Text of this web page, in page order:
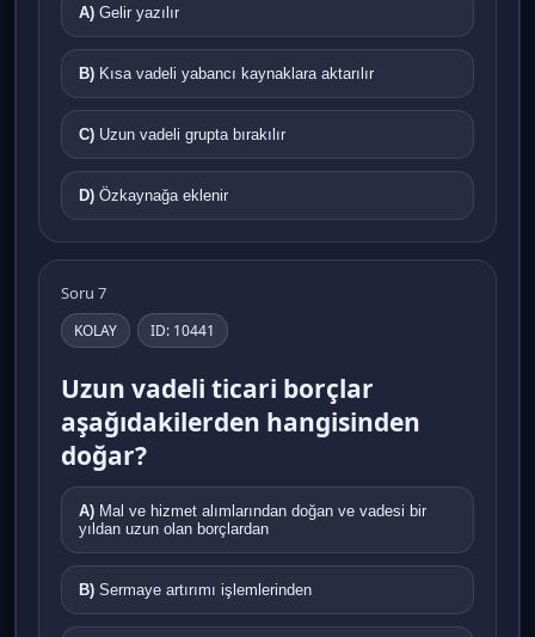
A) Gelir yazılır
B) Kısa vadeli yabancı kaynaklara aktarılır
C) Uzun vadeli grupta bırakılır
D) Özkaynağa eklenir
Soru 7
KOLAY ID: 10441
Uzun vadeli ticari borçlar
aşağıdakilerden hangisinden
doğar?
A)
yıldan uzun olan borçlardan
B) Sermaye artırımı işlemlerinden